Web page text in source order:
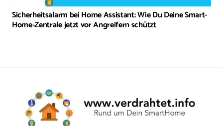
Sicherheitsalarm bei Home Assistant: Wie Du Deine Smart-
Home-Zentrale jetzt vor Angreifern schützt